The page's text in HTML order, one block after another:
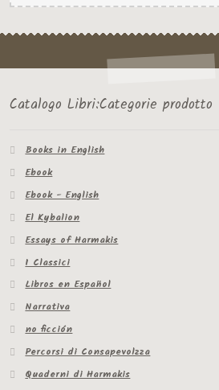
Catalogo Libri:Categorie prodotto
Books in English
Ebook
Ebook - English
El Kybalion
Essays of Harmakis
I Classici
Libros en Español
Narrativa
no ficción
Percorsi di Consapevolzza
Quaderni di Harmakis